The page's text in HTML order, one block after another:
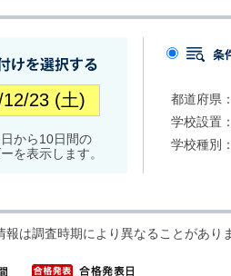
から10日間の
を表示します。
都道府県：
学校設置：
学校種別：
は調査時期により異なることがあり